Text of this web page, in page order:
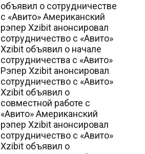
объявил о сотрудничестве
с «Авито» Американский
рэпер Xzibit анонсировал
сотрудничество с «Авито»
Xzibit объявил о начале
сотрудничества с «Авито»
Рэпер Xzibit анонсировал
сотрудничество с «Авито»
Xzibit объявил о
совместной работе с
«Авито» Американский
рэпер Xzibit анонсировал
сотрудничество с «Авито»
Xzibit объявил о